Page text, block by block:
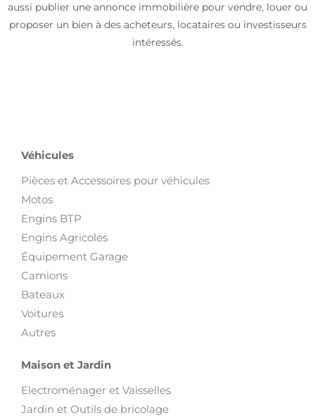
aussi publier une annonce immobilière pour vendre, louer ou
proposer un bien à des acheteurs, locataires ou investisseurs
intéressés.
Véhicules
Pièces et Accessoires pour véhicules
Motos
Engins BTP
Engins Agricoles
Équipement Garage
Camions
Bateaux
Voitures
Autres
Maison et Jardin
Electroménager et Vaisselles
Jardin et Outils de bricolage